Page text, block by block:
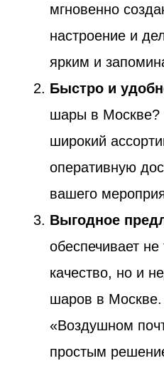
мгновенно
настроение и
ярким и
Быстро и
шары в
широкий
оперативную
вашего
Выгодное
обеспечивает
качество, но и
шаров в Москве.
«Воздушном
простым